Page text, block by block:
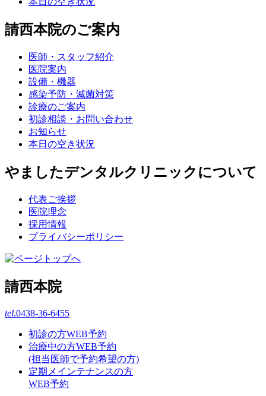
請西本院のご案内
医師・スタッフ紹介
医院案内
設備・機器
感染予防・滅菌対策
診療のご案内
初診相談・お問い合わせ
お知らせ
本日の空き状況
やましたデンタルクリニックについて
代表ご挨拶
医院理念
採用情報
プライバシーポリシー
請西本院
tel.0438-36-6455
初診の方WEB予約
治療中の方WEB予約
(担当医師で予約希望の方)
定期メインテナンスの方
WEB予約